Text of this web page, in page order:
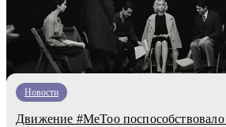
Новости
Движение #MeToo